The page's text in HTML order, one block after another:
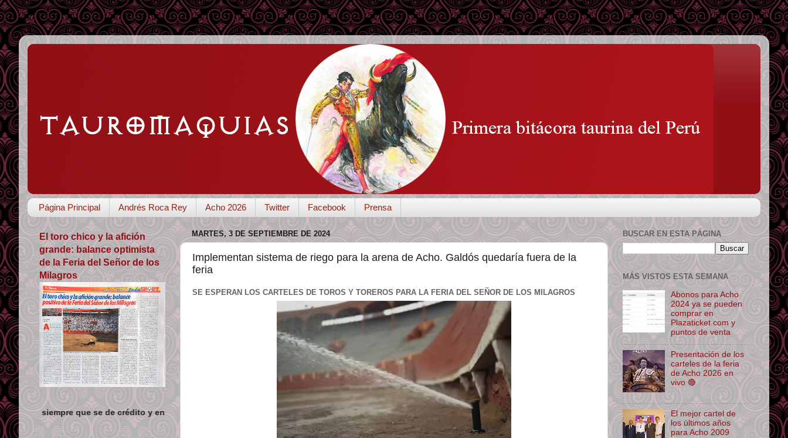
Página Principal Andrés Roca Rey Acho 2026 Twitter Facebook Prensa
MARTES, 3 DE SEPTIEMBRE DE 2024
Implementan sistema de riego para la arena de Acho. Galdós quedaría fuera de la
feria
SE ESPERAN LOS CARTELES DE TOROS Y TOREROS PARA LA FERIA DEL SEÑOR DE LOS MILAGROS
El toro chico y la afición
grande: balance optimista
de la Feria del Señor de los
Milagros
se de crédito y enlace su origen.
BUSCAR EN ESTA PÁGINA
MÁS VISTOS ESTA SEMANA
Abonos para Acho
2024 ya se pueden
comprar en
Plazaticket.com y
puntos de venta
Presentación de los
carteles de la feria
de Acho 2026 en
vivo 🔴
El mejor cartel de
los últimos años
para Acho 2009